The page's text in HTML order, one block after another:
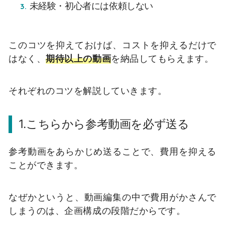
未経験・初心者には依頼しない
このコツを抑えておけば、コストを抑えるだけで
はなく、期待以上の動画を納品してもらえます。
それぞれのコツを解説していきます。
1.こちらから参考動画を必ず送る
参考動画をあらかじめ送ることで、費用を抑える
ことができます。
なぜかというと、動画編集の中で費用がかさんで
しまうのは、企画構成の段階だからです。